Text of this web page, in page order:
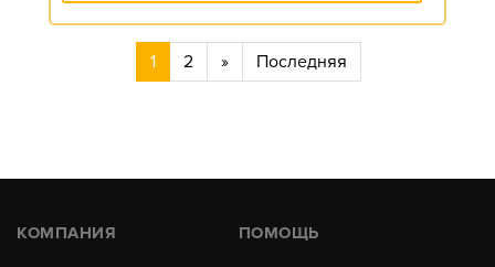
1 2 » Последняя
КОМПАНИЯ ПОМОЩЬ